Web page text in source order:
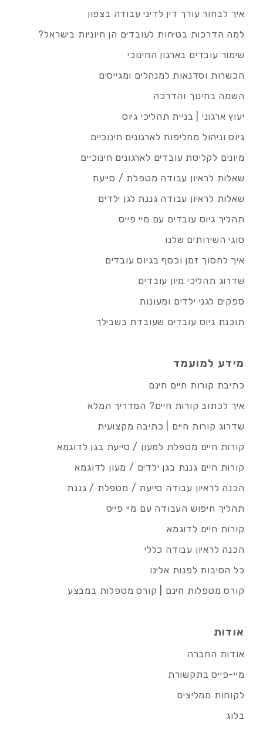
איך לבחור עורך דין לדיני עבודה בצפון
למה הדרכות בטיחות לעובדים הן חיוניות בישראל?
שימור עובדים בארגון החינוכי
הכשרות וסדנאות למנהלים ומגייסים
השמה בחינוך והדרכה
יעוץ ארגוני | בניית תהליכי גיוס
גיוס וניהול מחליפות לארגונים חינוכיים
מיונים לקליטת עובדים לארגונים חינוכיים
שאלות לראיון עבודה מטפלת / סייעת
שאלות לראיון עבודה גננת לגן ילדים
תהליך גיוס עובדים עם מיי פייס
סוגי השירותים שלנו
איך לחסוך זמן וכסף בגיוס עובדים
שדרוג תהליכי מיון עובדים
ספקים לגני ילדים ומעונות
תוכנת גיוס עובדים שעובדת בשבילך
מידע למועמד
כתיבת קורות חיים חינם
איך לכתוב קורות חיים? המדריך המלא
שדרוג קורות חיים | כתיבה מקצועית
קורות חיים מטפלת למעון / סייעת בגן לדוגמא
קורות חיים גננת בגן ילדים / מעון לדוגמא
הכנה לראיון עבודה סייעת / מטפלת / גננת
תהליך חיפוש העבודה עם מיי פייס
קורות חיים לדוגמא
הכנה לראיון עבודה כללי
כל הסיבות לפנות אלינו
קורס מטפלות חינם | קורס מטפלות במבצע
אודות
אודות החברה
מיי-פייס בתקשורת
לקוחות ממליצים
בלוג